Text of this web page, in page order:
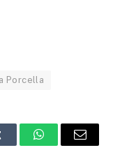
Porcella
WhatsAppEmail